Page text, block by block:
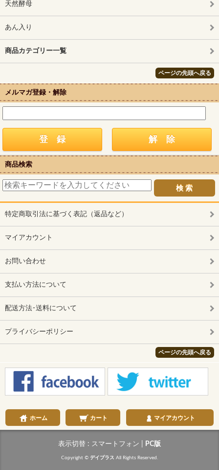
天然酵母
あん入り
商品カテゴリー一覧
ページの先頭へ戻る
メルマガ登録・解除
商品検索
特定商取引法に基づく表記（返品など）
マイアカウント
お問い合わせ
支払い方法について
配送方法･送料について
プライバシーポリシー
ページの先頭へ戻る
ホーム カート マイアカウント
表示切替 : スマートフォン PC版
Copyright © デイプラス All Rights Reserved.